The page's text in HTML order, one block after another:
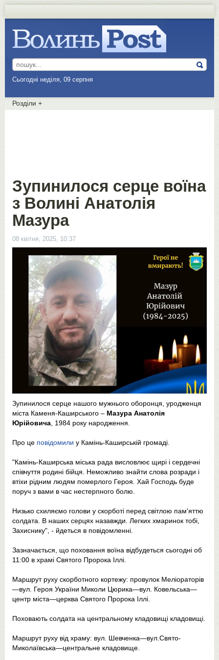
Сьогодні неділя, 09 серпня
Розділи +
Зупинилося серце воїна
з Волині Анатолія
Мазура
08 квітня, 2025, 10:37
Зупинилося серце нашого мужнього оборонця, уродженця
міста Каменя-Каширського – Мазура Анатолія
Юрійовича , 1984 року народження.
Про це повідомили у Камінь-Каширській громаді.
"Камінь-Каширська міська рада висловлює щирі і сердечні
співчуття родині бійця. Неможливо знайти слова розради і
втіхи рідним людям померлого Героя. Хай Господь буде
поруч з вами в час нестерпного болю.
Низько схиляємо голови у скорботі перед світлою пам'яттю
солдата. В наших серцях назавжди. Легких хмаринок тобі,
Захиснику", - йдеться в повідомленні.
Зазначається, що поховання воїна відбудеться сьогодні об
11:00 в храмі Святого Пророка Іллі.
Маршрут руху скорботного кортежу: провулок Меліораторів
—вул. Героя України Миколи Цюрика—вул. Ковельська—
центр міста—церква Святого Пророка Іллі.
Поховають солдата на центральному кладовищі кладовищі.
Маршрут руху від храму: вул. Шевченка—вул.Свято-
Миколаївська—центральне кладовище.